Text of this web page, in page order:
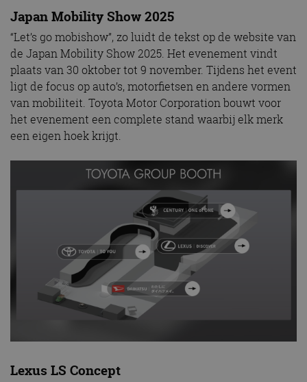
Japan Mobility Show 2025
“Let’s go mobishow”, zo luidt de tekst op de website van
de Japan Mobility Show 2025. Het evenement vindt
plaats van 30 oktober tot 9 november. Tijdens het event
ligt de focus op auto’s, motorfietsen en andere vormen
van mobiliteit. Toyota Motor Corporation bouwt voor
het evenement een complete stand waarbij elk merk
een eigen hoek krijgt.
Lexus LS Concept